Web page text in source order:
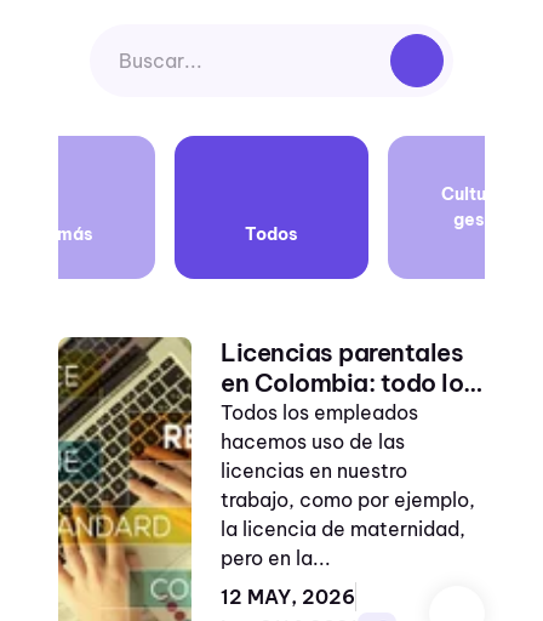
Ver más Todos
Cultura de
gestión
artificial
laboral personal
Balance de vida
Ciberseguridad
planeación
estratégica
ISO 27001
servicio al
Licencias parentales
en Colombia: todo lo
que debes saber de la
Ley 2114:2021
Todos los empleados
hacemos uso de las
licencias en nuestro
trabajo, como por ejemplo,
la licencia de maternidad,
pero en la...
12 MAY, 2026